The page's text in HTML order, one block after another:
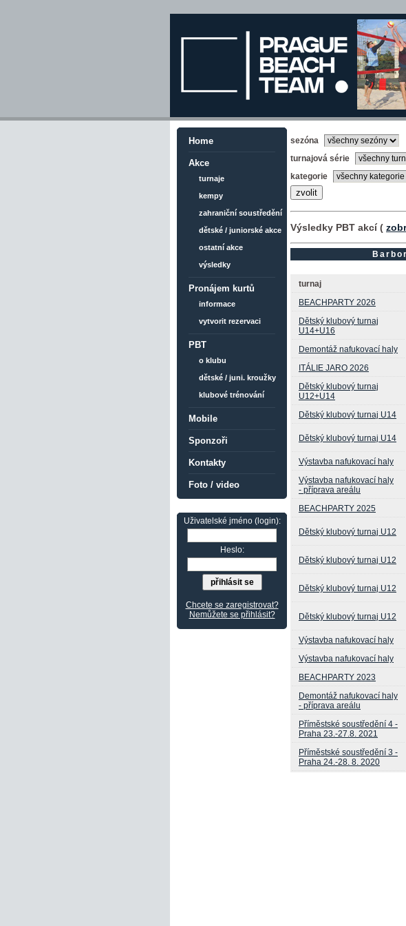
Home
Akce
turnaje
kempy
zahraniční soustředění
dětské / juniorské akce
ostatní akce
výsledky
Pronájem kurtů
informace
vytvorit rezervaci
PBT
o klubu
dětské / juni. kroužky
klubové trénování
Mobile
Sponzoři
Kontakty
Foto / video
Uživatelské jméno (login):
Heslo:
Chcete se zaregistrovat?
Nemůžete se přihlásit?
sezóna
turnajová série
kategorie
Výsledky PBT akcí (
turnaj
BEACHPARTY 2026
Dětský klubový turnaj
U14+U16
Demontáž nafukovací haly
ITÁLIE JARO 2026
Dětský klubový turnaj
U12+U14
Dětský klubový turnaj U14
Dětský klubový turnaj U14
Výstavba nafukovací haly
Výstavba nafukovací haly
- příprava areálu
BEACHPARTY 2025
Dětský klubový turnaj U12
Dětský klubový turnaj U12
Dětský klubový turnaj U12
Dětský klubový turnaj U12
Výstavba nafukovací haly
Výstavba nafukovací haly
BEACHPARTY 2023
Demontáž nafukovací haly
- příprava areálu
Příměstské soustředění 4 -
Praha 23.-27.8. 2021
Příměstské soustředění 3 -
Praha 24.-28. 8. 2020